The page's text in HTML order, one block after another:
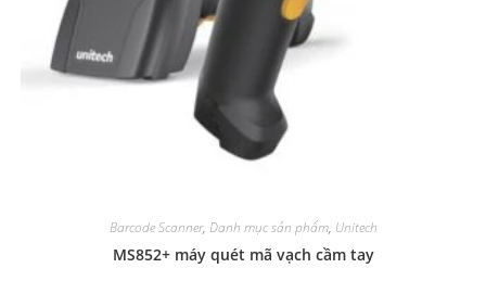
Barcode Scanner, Danh mục sản phẩm, Unitech
MS852+ máy quét mã vạch cầm tay